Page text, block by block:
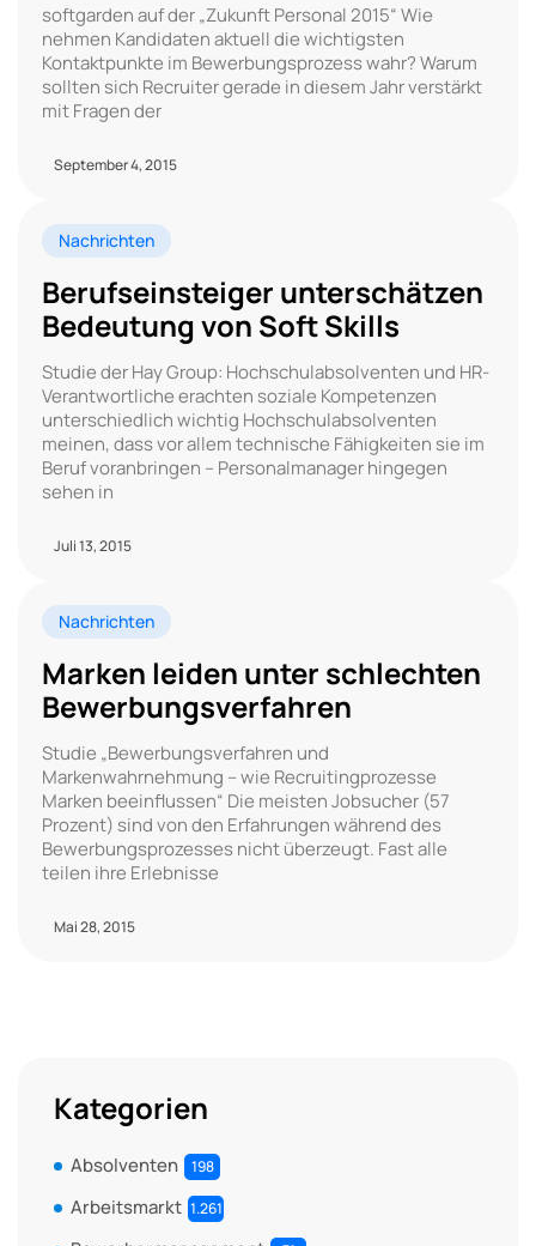
softgarden auf der „Zukunft Personal 2015“ Wie
nehmen Kandidaten aktuell die wichtigsten
Kontaktpunkte im Bewerbungsprozess wahr? Warum
sollten sich Recruiter gerade in diesem Jahr verstärkt
mit Fragen der
September 4, 2015
Nachrichten
Berufseinsteiger unterschätzen
Bedeutung von Soft Skills
Studie der Hay Group: Hochschulabsolventen und HR-
Verantwortliche erachten soziale Kompetenzen
unterschiedlich wichtig Hochschulabsolventen
meinen, dass vor allem technische Fähigkeiten sie im
Beruf voranbringen – Personalmanager hingegen
sehen in
Juli 13, 2015
Nachrichten
Marken leiden unter schlechten
Bewerbungsverfahren
Studie „Bewerbungsverfahren und
Markenwahrnehmung – wie Recruitingprozesse
Marken beeinflussen“ Die meisten Jobsucher (57
Prozent) sind von den Erfahrungen während des
Bewerbungsprozesses nicht überzeugt. Fast alle
teilen ihre Erlebnisse
Mai 28, 2015
Kategorien
Absolventen 198
Arbeitsmarkt 1.261